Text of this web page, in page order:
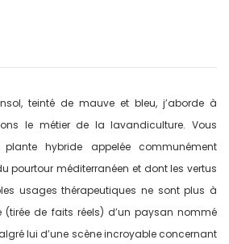
teinté de mauve et bleu, j’aborde à
le métier de la lavandiculture. Vous
hybride appelée communément
pourtour méditerranéen et dont les vertus
usages thérapeutiques ne sont plus à
(tirée de faits réels) d’un paysan nommé
lui d’une scène incroyable concernant